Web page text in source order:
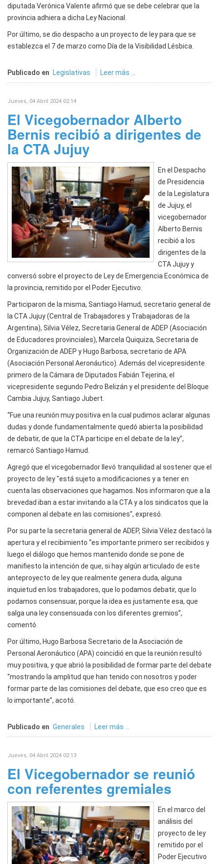
diputada Verónica Valente afirmó que se debe celebrar que la
provincia adhiera a dicha Ley Nacional.
Por último, se dio despacho a un proyecto de ley para que se
establezca el 7 de marzo como Día de la Visibilidad Lésbica.
Publicado en Legislativas Leer más ...
Jueves, 04 Abril 2024 02:14
El Vicegobernador Alberto
Bernis recibió a dirigentes de
la CTA Jujuy
En el Despacho
de Presidencia
de la Legislatura
de Jujuy, el
vicegobernador
Alberto Bernis
recibió a los
dirigentes de la
CTA Jujuy y
conversó sobre el proyecto de Ley de Emergencia Económica de
la provincia, remitido por el Poder Ejecutivo.
Participaron de la misma, Santiago Hamud, secretario general de
la CTA Jujuy (Central de Trabajadores y Trabajadoras de la
Argentina), Silvia Vélez, Secretaria General de ADEP (Asociación
de Educadores provinciales), Marcela Quiquiza, Secretaria de
Organización de ADEP y Hugo Barbosa, secretario de APA
(Asociación Personal Aeronáutico). Además del vicepresidente
primero de la Cámara de Diputados Fabián Tejerina, el
vicepresidente segundo Pedro Belizán y el presidente del Bloque
Cambia Jujuy, Santiago Jubert.
“Fue una reunión muy positiva en la cual pudimos aclarar algunas
dudas y donde fundamentalmente quedó abierta la posibilidad
de debatir, de que la CTA participe en el debate de la ley”,
remarcó Santiago Hamud.
Agregó que el vicegobernador llevó tranquilidad al sostener que el
proyecto de ley "está sujeto a modificaciones y a tener en
cuenta las observaciones que hagamos. Nos informaron que a la
brevedad iban a estar invitando a la CTA y a los sindicatos que la
componen al debate en las comisiones”, expresó.
Por su parte la secretaria general de ADEP, Silvia Vélez destacó la
apertura y el recibimiento “es importante primero ser recibidos y
luego el diálogo que hemos mantenido donde se pone de
manifiesto la intención de que, si hay algún articulado de este
anteproyecto de ley que realmente genera duda, alguna
inquietud en los trabajadores, que lo podamos debatir, que lo
podamos consensuar, porque la idea es justamente esa, que
salga una ley consensuada con los diferentes gremios”,
comentó.
Por último, Hugo Barbosa Secretario de la Asociación de
Personal Aeronáutico (APA) coincidió en que la reunión resultó
muy positiva, y que abrió la posibilidad de formar parte del debate
“mostrando la amplitud que han tenido con nosotros y poder
formar parte de las comisiones del debate, que eso creo que es
lo importante”, acotó.
Publicado en Generales Leer más ...
Jueves, 04 Abril 2024 02:13
El Vicegobernador se reunió
con referentes gremiales
En el marco del
análisis del
proyecto de ley
remitido por el
Poder Ejecutivo